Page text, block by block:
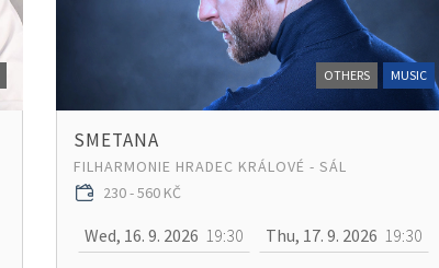
OTHERS MUSIC
SMETANA
FILHARMONIE HRADEC KRÁLOVÉ - SÁL
230 - 560 KČ
Wed, 16. 9. 2026 19:30 Thu, 17. 9. 2026 19:30